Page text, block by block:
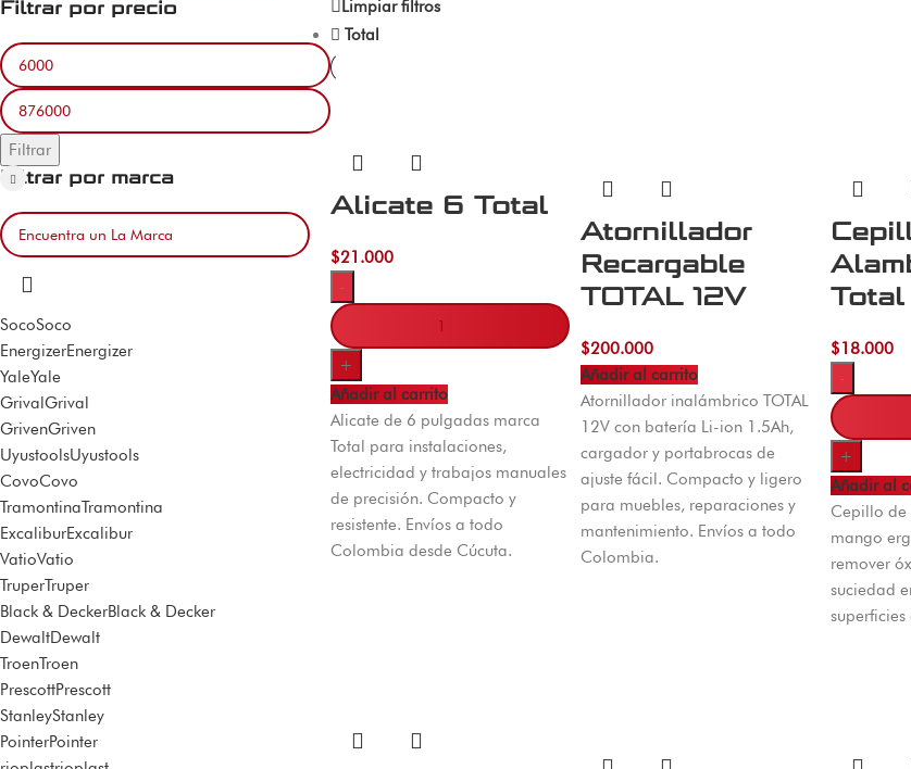
Filtrar por precio
Filtrar
Filtrar por marca
SocoSoco
EnergizerEnergizer
YaleYale
GrivalGrival
GrivenGriven
UyustoolsUyustools
CovoCovo
TramontinaTramontina
ExcaliburExcalibur
VatioVatio
TruperTruper
Black & DeckerBlack & Decker
DewaltDewalt
TroenTroen
PrescottPrescott
StanleyStanley
PointerPointer
Limpiar filtros
Total
Alicate 6 Total
$21.000
-
+
Añadir al carrito
Alicate de 6 pulgadas marca
Total para instalaciones,
electricidad y trabajos manuales
de precisión. Compacto y
resistente. Envíos a todo
Colombia desde Cúcuta.
Atornillador
Recargable
TOTAL 12V
$200.000
Añadir al carrito
Atornillador inalámbrico TOTAL
12V con batería Li-ion 1.5Ah,
cargador y portabrocas de
ajuste fácil. Compacto y ligero
para muebles, reparaciones y
mantenimiento. Envíos a todo
Colombia.
Total
$18.000
-
+
Añadir al
Cepillo de
mango
remover
suciedad